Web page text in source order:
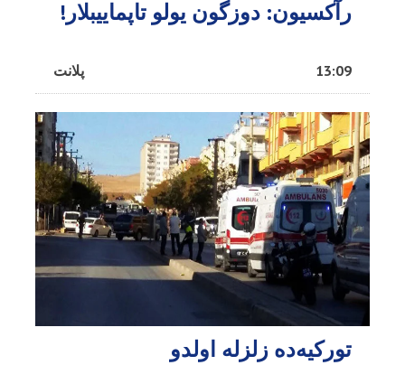
رآکسیون: دوزگون یولو تاپماییبلار!
پلانت 13:09
تورکیه‌ده زلزله اولدو